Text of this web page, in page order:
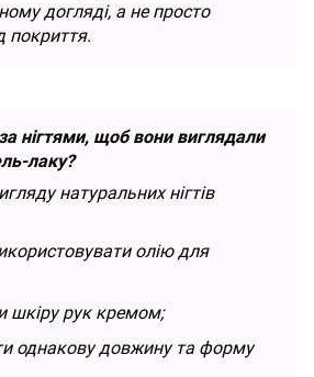
догляді, а не просто
покриття.
нігтями, щоб вони виглядали
лаку?
натуральних нігтів
олію для
шкіру рук кремом;
однакову довжину та форму